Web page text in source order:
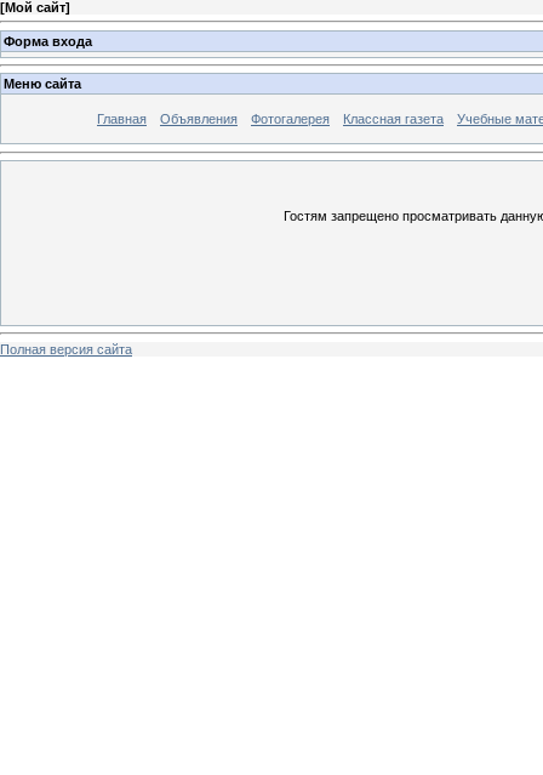
[Мой сайт]
Форма входа
Меню сайта
Главная Объявления Фотогалерея Классная газета Учебные
Гостям запрещено просматривать
Полная версия сайта